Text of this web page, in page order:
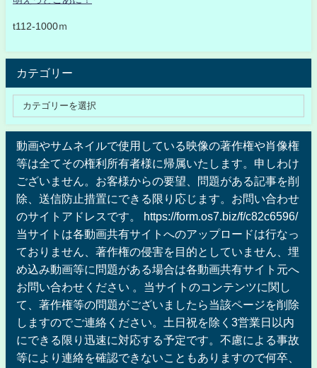
t112-1000ｍ
カテゴリー
動画やサムネイルで使用している映像の著作権や肖像権
等は全てその権利所有者様に帰属いたします。申しわけ
ございません。お客様からの要望、問題がある記事を削
除、送信防止措置にできる限り応じます。お問い合わせ
のサイトアドレスです。 https://form.os7.biz/f/c82c6596/
当サイトは各動画共有サイトへのアップロードは行なっ
ておりません、著作権の侵害を目的としていません、埋
め込み動画等に問題がある場合は各動画共有サイト元へ
お問い合わせください 。当サイトのコンテンツに関し
て、著作権等の問題がございましたら当該ページを削除
しますのでご連絡ください。土日祝を除く3営業日以内
にできる限り迅速に対応する予定です。不慮による事故
等により連絡を確認できないこともありますので何卒、